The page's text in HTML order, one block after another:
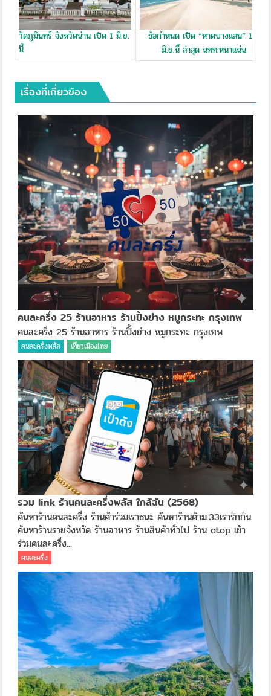
วัดภูมินทร์ จังหวัดน่าน เปิด 1 มิ.ย.
นี้
ข้อกำหนด เปิด “หาดบางแสน” 1
มิ.ย.นี้ ล่าสุด นทท.หนาแน่น
เรื่องที่เกี่ยวข้อง
คนละครึ่ง 25 ร้านอาหาร ร้านปิ้งย่าง หมูกระทะ กรุงเทพ
คนละครึ่ง 25 ร้านอาหาร ร้านปิ้งย่าง หมูกระทะ กรุงเทพ
คนละครึ่งพลัส เที่ยวเมืองไทย
รวม link ร้านคนละครึ่งพลัส ใกล้ฉัน (2568)
ค้นหาร้านคนละครี่ง ร้านค้าร่วมเราชนะ ค้นหาร้านค้าม.33เรารักกัน
ค้นหาร้านรายจังหวัด ร้านอาหาร ร้านสินค้าทั่วไป ร้าน otop เข้า
ร่วมคนละครึ่ง...
คนละครึ่ง